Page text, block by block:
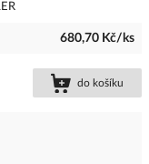
680,70 Kč/ks
do košíku